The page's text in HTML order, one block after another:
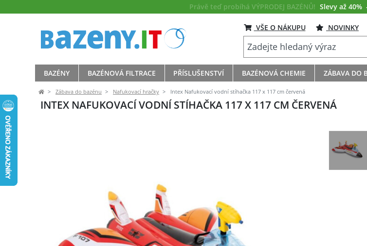
Právě teď probíhá VÝPRODEJ BAZÉNŮ! Slevy až 40%
VŠE O NÁKUPU NOVINKY
BAZÉNY BAZÉNOVÁ FILTRACE PŘÍSLUŠENSTVÍ BAZÉNOVÁ CHEMIE ZÁBAVA DO
Zábava do bazénu Nafukovací hračky Intex Nafukovací vodní stíhačka 117 x 117 cm červená
INTEX NAFUKOVACÍ VODNÍ STÍHAČKA 117 X 117 CM ČERVENÁ